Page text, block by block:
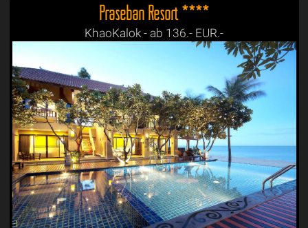
Praseban Resort ****
KhaoKalok - ab 136.- EUR.-